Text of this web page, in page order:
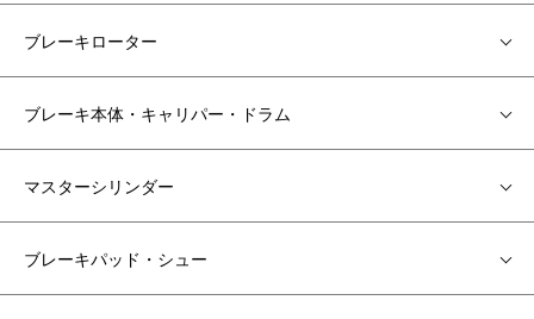
ブレーキローター
ブレーキ本体・キャリパー・ドラム
マスターシリンダー
ブレーキパッド・シュー